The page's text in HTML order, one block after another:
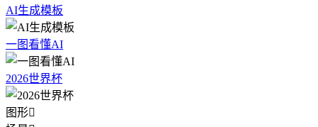
AI生成模板
一图看懂AI
2026世界杯
图形